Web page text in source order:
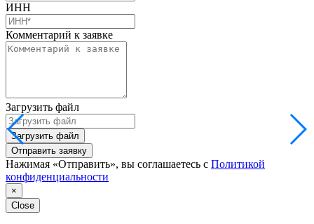
ИНН
Комментарий к заявке
Загрузить файл
Загрузить файл
Отправить заявку
Нажимая «Отправить», вы соглашаетесь с Политикой
конфиденциальности
×
Close